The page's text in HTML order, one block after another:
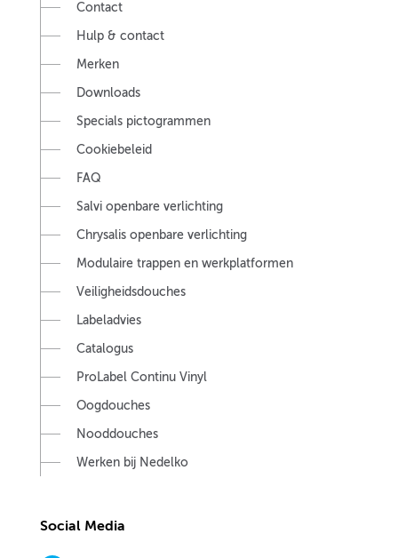
Contact
Hulp & contact
Merken
Downloads
Specials pictogrammen
Cookiebeleid
FAQ
Salvi openbare verlichting
Chrysalis openbare verlichting
Modulaire trappen en werkplatformen
Veiligheidsdouches
Labeladvies
Catalogus
ProLabel Continu Vinyl
Oogdouches
Nooddouches
Werken bij Nedelko
Social Media